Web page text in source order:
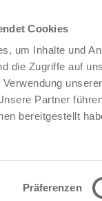
Cookies
um Inhalte und
die Zugriffe auf
Partner
bereitgestellt
Präferenzen